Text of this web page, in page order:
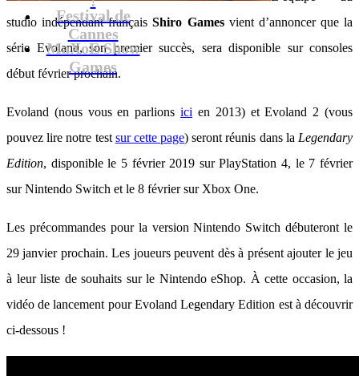
Festival de
Cannes
MaXoE Show
Games
studio indépendant françaisShiro Gamesvient d’annoncer que la
série Evoland, son premier succès, sera disponible sur consoles
début février prochain.
Evoland (nous vous en parlionsici en 2013) et Evoland 2 (vous
pouvez lire notre test sur cette page) seront réunis dans la Legendary
Edition, disponible le 5 février 2019 sur PlayStation 4, le 7 février
sur Nintendo Switch et le 8 février sur Xbox One.
Les précommandes pour la version Nintendo Switch débuteront le
29 janvier prochain. Les joueurs peuvent dès à présent ajouter le jeu
à leur liste de souhaits sur le Nintendo eShop. À cette occasion, la
vidéo de lancement pour Evoland Legendary Edition est à découvrir
ci-dessous !